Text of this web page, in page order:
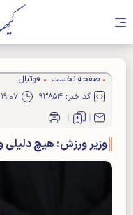
صفحه نخست
فوتبال
کد خبر: ۹۳۸۵۴
۱۹:۰۷
وزیر ورزش: هیچ دلیلی